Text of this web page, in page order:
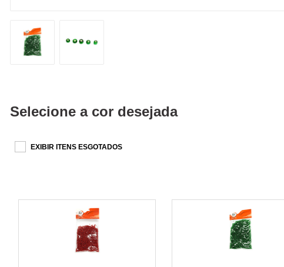
Selecione a cor desejada
EXIBIR ITENS ESGOTADOS